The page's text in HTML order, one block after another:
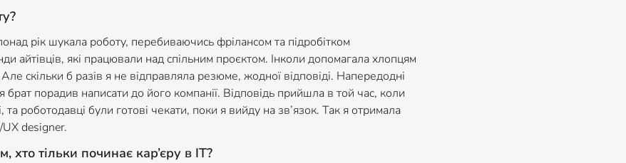
рік шукала роботу, перебиваючись фрілансом та підробітком
айтівців, які працювали над спільним проєктом. Інколи допомагала хлопцям
скільки б разів я не відправляла резюме, жодної відповіді. Напередодні
порадив написати до його компанії. Відповідь прийшла в той час, коли
та роботодавці були готові чекати, поки я вийду на зв’язок. Так я отримала
designer.
тільки починає кар’єру в ІТ?